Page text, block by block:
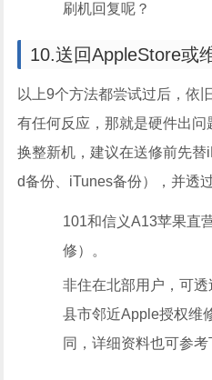
刷机回复呢？
10.送回AppleStore或
以上9个方法都尝试过后，依
有任何反应，那就是硬件出
换整新机，建议在送修前先
d备份、iTunes备份），并透
101和信义A13苹果直
修）。
非住在北部用户，可透
县市邻近Apple授权维
同，详细资料也可参考